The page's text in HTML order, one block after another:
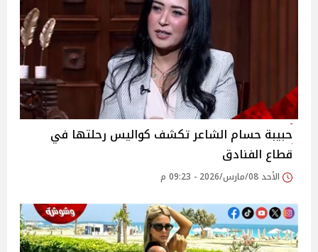
حبيبة حسام الشاعر تكشف كواليس رحلتها في
قطاع الفنادق
الأحد 08/مارس/2026 - 09:23 م